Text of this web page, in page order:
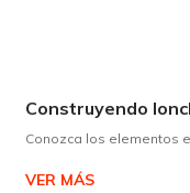
Conozca los elementos
VER MÁS